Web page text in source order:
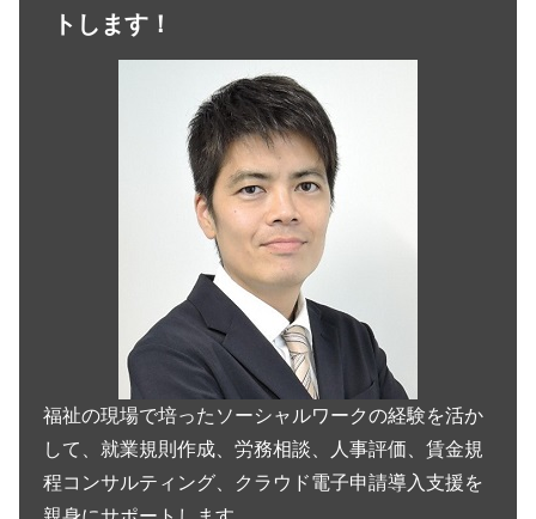
トします！
福祉の現場で培ったソーシャルワークの経験を活か
して、就業規則作成、労務相談、人事評価、賃金規
程コンサルティング、クラウド電子申請導入支援を